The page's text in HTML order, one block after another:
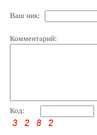
Ваш ник:
Комментарий:
Код: